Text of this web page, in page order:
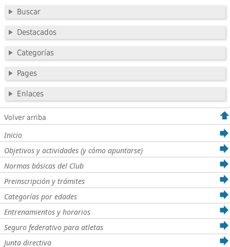
Buscar
Destacados
Categorías
Pages
Enlaces
Volver arriba
Inicio
Objetivos y actividades (y cómo apuntarse)
Normas básicas del Club
Preinscripción y trámites
Categorías por edades
Entrenamientos y horarios
Seguro federativo para atletas
Junta directiva